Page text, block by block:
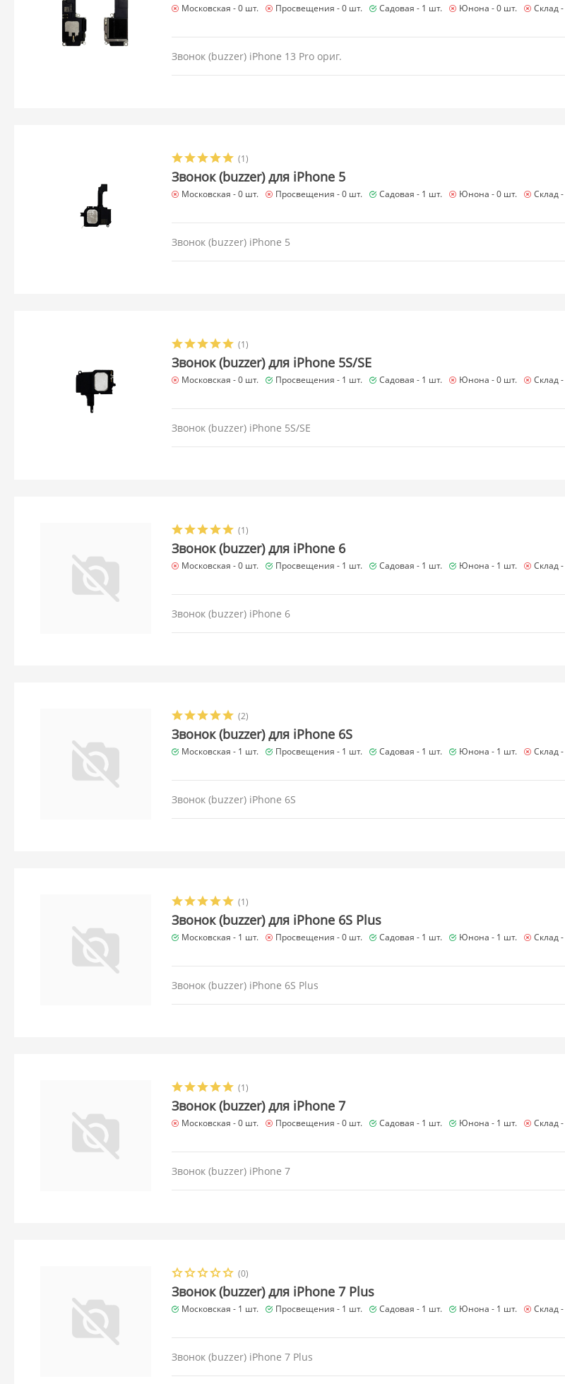
Московская -0 шт. Просвещения -0 шт. Садовая - 1 шт. Юнона -0 шт. Склад -
Звонок (buzzer) iPhone 13 Pro ориг.
(1)
Звонок (buzzer) для iPhone 5
Московская -0 шт. Просвещения -0 шт. Садовая - 1 шт. Юнона -0 шт. Склад -
Звонок (buzzer) iPhone 5
(1)
Звонок (buzzer) для iPhone 5S/SE
Московская -0 шт. Просвещения - 1 шт. Садовая - 1 шт. Юнона -0 шт. Склад -
Звонок (buzzer) iPhone 5S/SE
(1)
Звонок (buzzer) для iPhone 6
Московская -0 шт. Просвещения - 1 шт. Садовая - 1 шт. Юнона - 1 шт. Склад -
Звонок (buzzer) iPhone 6
(2)
Звонок (buzzer) для iPhone 6S
Московская - 1 шт. Просвещения - 1 шт. Садовая - 1 шт. Юнона - 1 шт. Склад -
Звонок (buzzer) iPhone 6S
(1)
Звонок (buzzer) для iPhone 6S Plus
Московская - 1 шт. Просвещения -0 шт. Садовая - 1 шт. Юнона - 1 шт. Склад -
Звонок (buzzer) iPhone 6S Plus
(1)
Звонок (buzzer) для iPhone 7
Московская -0 шт. Просвещения -0 шт. Садовая - 1 шт. Юнона - 1 шт. Склад -
Звонок (buzzer) iPhone 7
(0)
Звонок (buzzer) для iPhone 7 Plus
Московская - 1 шт. Просвещения - 1 шт. Садовая - 1 шт. Юнона - 1 шт. Склад -
Звонок (buzzer) iPhone 7 Plus